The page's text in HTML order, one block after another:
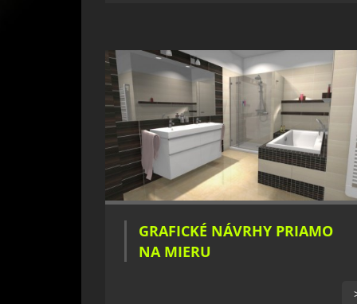
GRAFICKÉ NÁVRHY PRIAMO
NA MIERU